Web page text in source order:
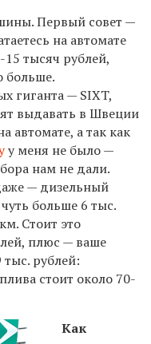
Первый совет —
на автомате
15 тысяч рублей,
больше.
гиганта — SIXT,
выдавать в Швеции
автомате, а так как
у меня не было —
нам не дали.
— дизельный
больше 6 тыс.
Стоит это
плюс — ваше
рублей:
стоит около 70-
Как